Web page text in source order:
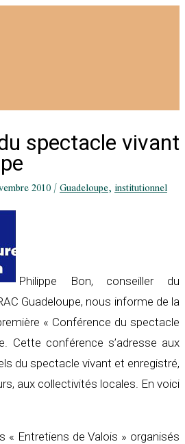
spectacle vivant
2010/Guadeloupe,institutionnel
Philippe Bon, conseiller du
Guadeloupe, nous informe de la
« Conférence du spectacle
Cette conférence s’adresse aux
du spectacle vivant et enregistré,
aux collectivités locales. En voici
« Entretiens de Valois » organisés